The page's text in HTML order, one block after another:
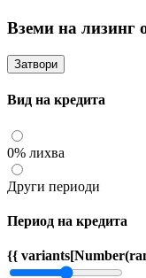
Вземи на лизинг
Затвори
Вид на кредита
0% лихва
Други периоди
Период на кредита
{{